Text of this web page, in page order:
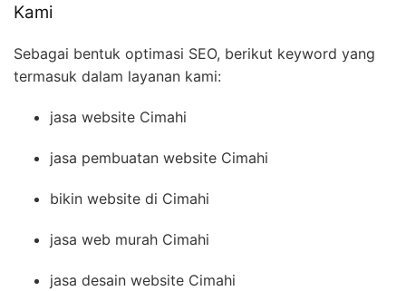
Kami
Sebagai bentuk optimasi SEO, berikut keyword yang
termasuk dalam layanan kami:
jasa website Cimahi
jasa pembuatan website Cimahi
bikin website di Cimahi
jasa web murah Cimahi
jasa desain website Cimahi